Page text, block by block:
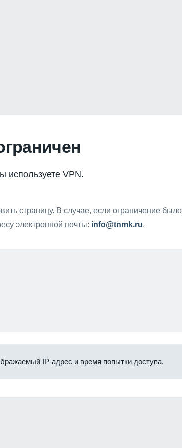
используете VPN.
страницу. В случае, если ограничение было
электронной почты: info@tnmk.ru.
IP-адрес и время попытки доступа.